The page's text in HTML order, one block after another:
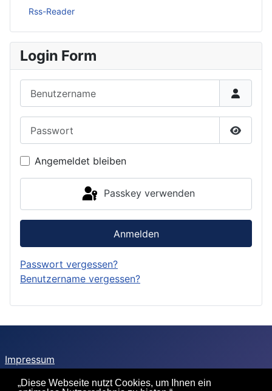
„Diese Webseite nutzt Cookies, um Ihnen ein
Rss-Reader
Login Form
Angemeldet bleiben
Passkey verwenden
Anmelden
Passwort vergessen?
Benutzername vergessen?
Impressum
Sitemap